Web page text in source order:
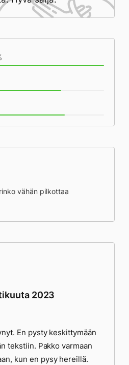
vähän pilkottaa
2023
En pysty keskittymään
tekstiin. Pakko varmaan
kun en pysy hereillä.